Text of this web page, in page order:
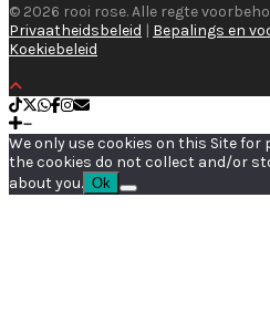
© 2026 rooi rose. Alle regte
Privaatheidsbeleid | Bepalings en
Koekiebeleid
We only use cookies on this Site
the cookies do not collect and/or
about you. Ok